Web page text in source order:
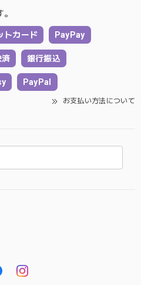
トカード PayPay
済 銀行振込
PayPal
お支払い方法について